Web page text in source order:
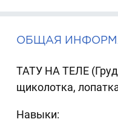
ОБЩАЯ
ТАТУ НА ТЕЛЕ
щиколотка,
Навыки: